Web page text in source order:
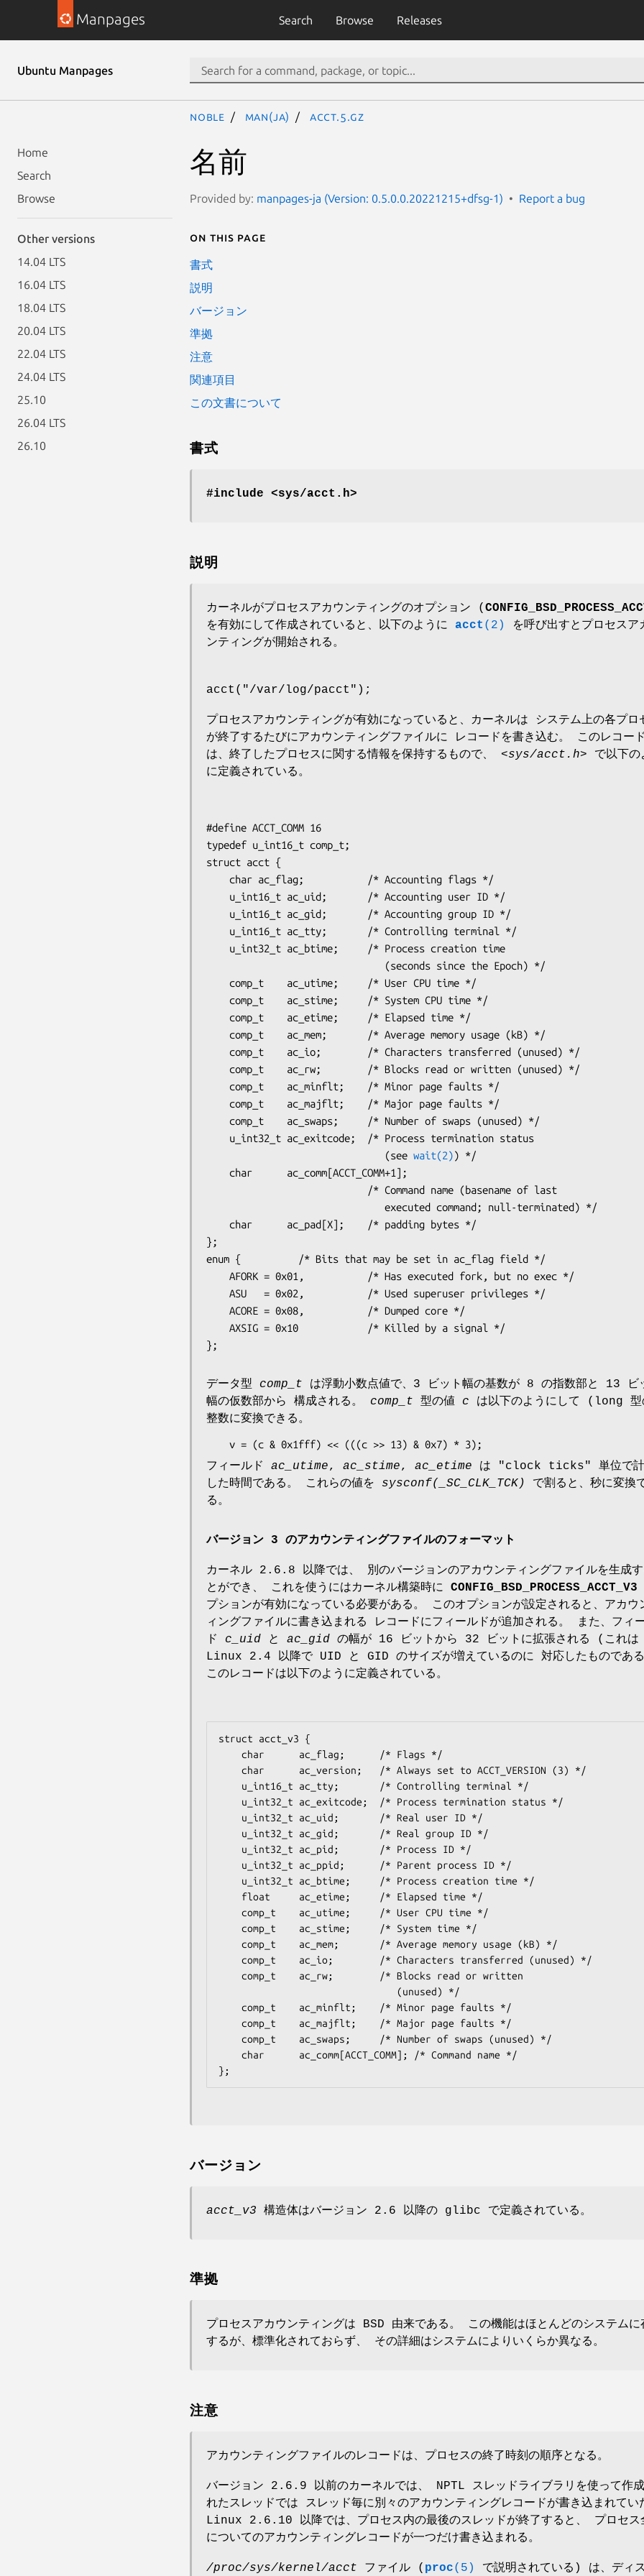
Manpages Search Browse Releases
Ubuntu Manpages
Home
Search
Browse
Other versions
14.04 LTS
16.04 LTS
18.04 LTS
20.04 LTS
22.04 LTS
24.04 LTS
25.10
26.04 LTS
26.10
noble man(ja) acct.5.gz
名前
Provided by: manpages-ja (Version: 0.5.0.0.20221215+dfsg-1) Report a bug
On this page
書式
説明
バージョン
準拠
注意
関連項目
この文書について
書式
#include <sys/acct.h>
説明
カーネルがプロセスアカウンティングのオプション (
を有効にして作成されていると、以下のように acct (2)
を呼び出すとプロセスア
ンティングが開始される。
acct("/var/log/pacct");
プロセスアカウンティングが有効になっていると、カーネルは システム上の各プロ
が終了するたびにアカウンティングファイルに レコードを書き込む。 このレコード
は、終了したプロセスに関する情報を保持するもので、 <sys/acct.h> で以下の
に定義されている。
#define ACCT_COMM 16
typedef u_int16_t comp_t;
struct acct {
                               (see
wait(2)) */
    char      ac_pad[
X];    /* padding bytes */
};
enum {          /* Bits that may be set in ac_flag field */
データ型 comp_t は浮動小数点値で、3 ビット幅の基数が 8 の指数部と 13 ビ
幅の仮数部から 構成される。 comp_t 型の値 c は以下のようにして (long 型
整数に変換できる。
    v = (c & 0x1fff) << (((c >> 13) & 0x7) * 3);
フィールド ac_utime, ac_stime, ac_etime は "clock ticks" 単位で計
した時間である。 これらの値を sysconf(_SC_CLK_TCK)
で割ると、秒に変換
る。
バージョン 3 のアカウンティングファイルのフォーマット
カーネル 2.6.8 以降では、 別のバージョンのアカウンティングファイルを生成す
とができ、 これを使うにはカーネル構築時に CONFIG_BSD_PROCESS_ACCT_V3
プションが有効になっている必要がある。 このオプションが設定されると、アカウ
ィングファイルに書き込まれる レコードにフィールドが追加される。 また、フィ
ド c_uid と ac_gid の幅が 16 ビットから 32 ビットに拡張される (これは
Linux 2.4 以降で UID と GID のサイズが増えているのに 対応したものである
このレコードは以下のように定義されている。
struct acct_v3 {
バージョン
acct_v3 構造体はバージョン 2.6 以降の glibc で定義されている。
準拠
プロセスアカウンティングは BSD 由来である。 この機能はほとんどのシステムに
するが、標準化されておらず、 その詳細はシステムによりいくらか異なる。
注意
アカウンティングファイルのレコードは、プロセスの終了時刻の順序となる。
バージョン 2.6.9 以前のカーネルでは、 NPTL スレッドライブラリを使って作
れたスレッドでは スレッド毎に別々のアカウンティングレコードが書き込まれてい
Linux 2.6.10 以降では、プロセス内の最後のスレッドが終了すると、 プロセス
についてのアカウンティングレコードが一つだけ書き込まれる。
/proc/sys/kernel/acct ファイル ( proc(5) で説明されている) は、ディ